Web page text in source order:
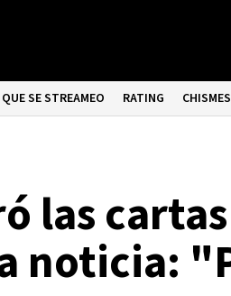
SE STREAMEO RATING
las
noticia: